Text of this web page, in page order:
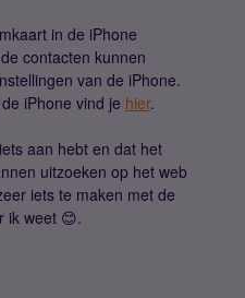
in de iPhone
contacten kunnen
van de iPhone.
iPhone vind je hier.
aan hebt en dat het
uitzoeken op het web
iets te maken met de
ik weet 😊.